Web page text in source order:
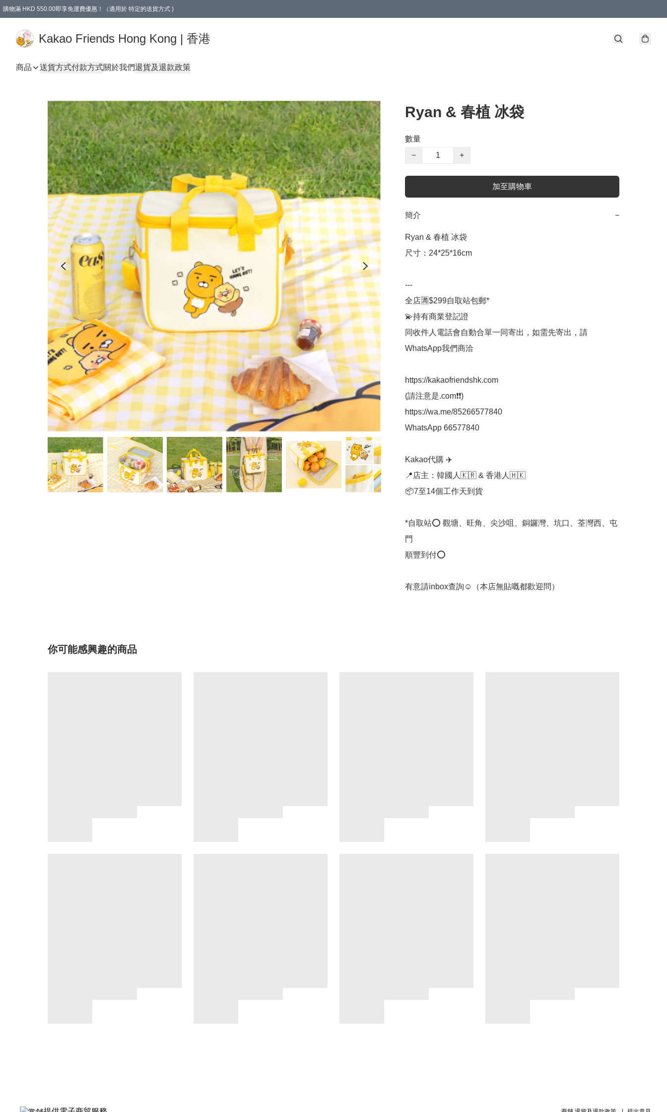
購物滿 HKD 550.00即享免運費優惠！（適用於 特定的送貨方式 )
Kakao Friends Hong Kong | 香港
商品 送貨方式付款方式關於我們退貨及退款政策
Ryan & 春植 冰袋
數量
−
+
加至購物車
簡介 −
Ryan & 春植 冰袋
尺寸：24*25*16cm
---
全店🈵$299自取站包郵*
💫持有商業登記證
同收件人電話會自動合單一同寄出，如需先寄出，請
WhatsApp我們商洽
https://kakaofriendshk.com
(請注意是.com❗❗)
https://wa.me/85266577840
WhatsApp 66577840
Kakao代購 ✈️
📍店主：韓國人🇰🇷 & 香港人🇭🇰
📦7至14個工作天到貨
*自取站⭕ 觀塘、旺角、尖沙咀、銅鑼灣、坑口、荃灣西、屯
門
順豐到付⭕
有意請inbox查詢☺️（本店無貼嘅都歡迎問）
你可能感興趣的商品